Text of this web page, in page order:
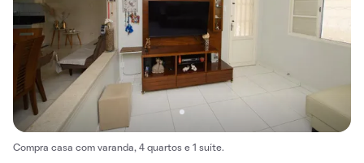
Compra casa com varanda, 4 quartos e 1 suíte.